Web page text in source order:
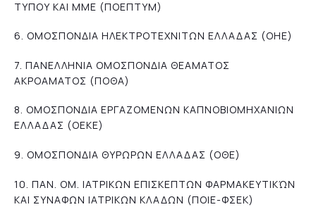
ΤΥΠΟΥ ΚΑΙ ΜΜΕ (ΠΟΕΠΤΥΜ)
6. ΟΜΟΣΠΟΝΔΙΑ ΗΛΕΚΤΡΟΤΕΧΝΙΤΩΝ ΕΛΛΑΔΑΣ (ΟΗΕ)
7. ΠΑΝΕΛΛΗΝΙΑ ΟΜΟΣΠΟΝΔΙΑ ΘΕΑΜΑΤΟΣ
ΑΚΡΟΑΜΑΤΟΣ (ΠΟΘΑ)
8. ΟΜΟΣΠΟΝΔΙΑ ΕΡΓΑΖΟΜΕΝΩΝ ΚΑΠΝΟΒΙΟΜΗΧΑΝΙΩΝ
ΕΛΛΑΔΑΣ (ΟΕΚΕ)
9. ΟΜΟΣΠΟΝΔΙΑ ΘΥΡΩΡΩΝ ΕΛΛΑΔΑΣ (ΟΘΕ)
10. ΠΑΝ. ΟΜ. ΙΑΤΡΙΚΩΝ ΕΠΙΣΚΕΠΤΩΝ ΦΑΡΜΑΚΕΥΤΙΚΏΝ
ΚΑΙ ΣΥΝΑΦΩΝ ΙΑΤΡΙΚΩΝ ΚΛΑΔΩΝ (ΠΟΙΕ-ΦΣΕΚ)